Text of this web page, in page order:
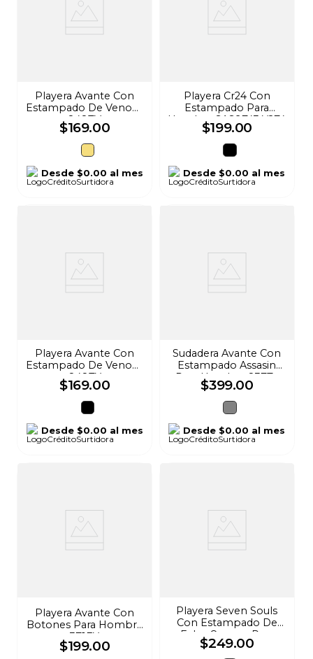
Playera Avante Con
Estampado De Venom
848TV
$169.00
Desde$0.00 al mes
Playera Cr24 Con
Estampado Para
Hombre SAS9743 Y274
$199.00
Desde $0.00 al mes
Playera Avante Con
Estampado De Venom
848TY
$169.00
Desde$0.00 al mes
Sudadera Avante Con
Estampado Assasin
Para Hombre 837Ta
$399.00
Desde $0.00 al mes
Playera Avante Con
Botones Para Hombre
371EY
$199.00
Playera Seven Souls
Con Estampado De
Fubu Queens Para
Hombre FM16231
$249.00